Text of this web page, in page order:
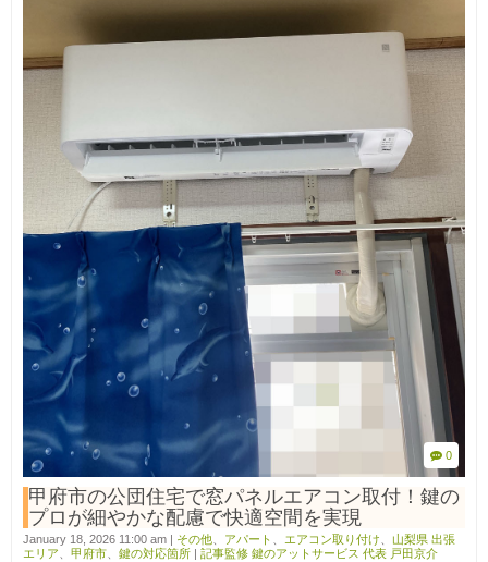
0
甲府市の公団住宅で窓パネルエアコン取付！鍵の
プロが細やかな配慮で快適空間を実現
January 18, 2026 11:00 am その他 アパート エアコン取り付け
山梨県 出張
エリア
甲府市 鍵の対応箇所 記事監修 鍵のアットサービス 代表 戸田京介